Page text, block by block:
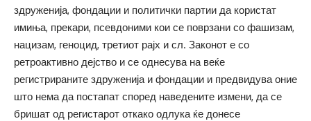
здруженија, фондации и политички партии да користат
имиња, прекари, псевдоними кои се поврзани со фашизам,
нацизам, геноцид, третиот рајх и сл. Законот е со
ретроактивно дејство и се однесува на веќе
регистрираните здруженија и фондации и предвидува оние
што нема да постапат според наведените измени, да се
бришат од регистарот откако одлука ќе донесе